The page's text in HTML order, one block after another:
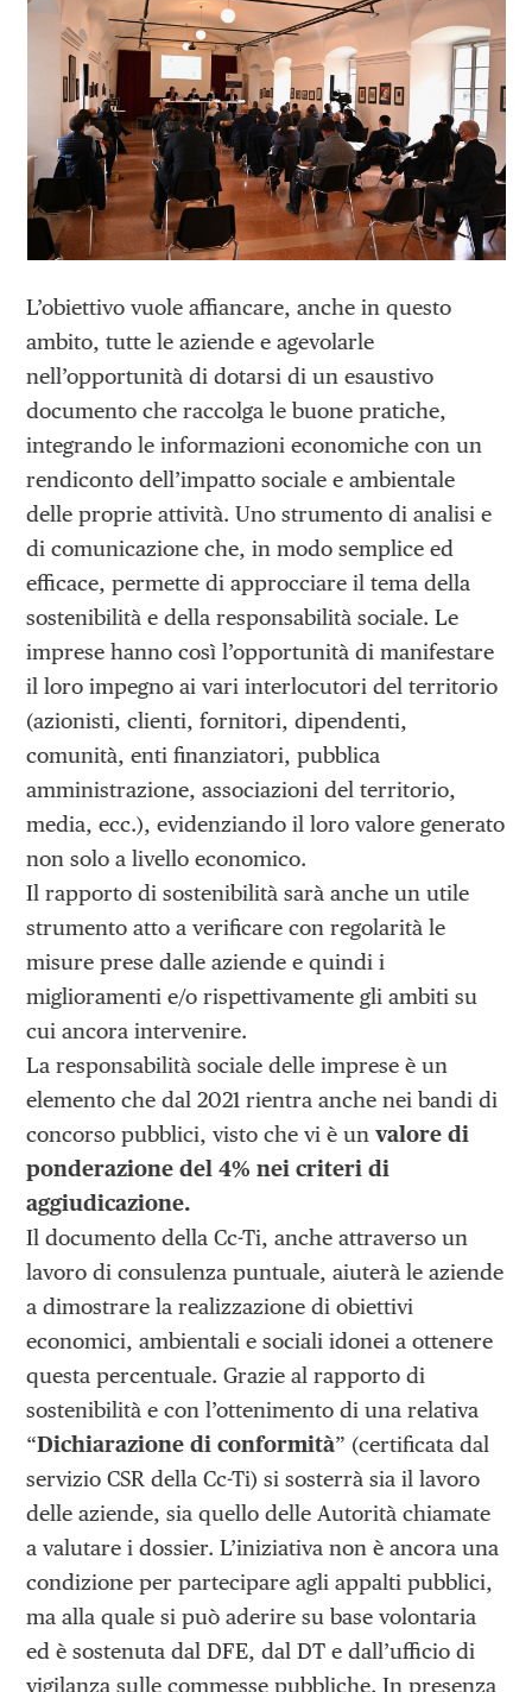
L’obiettivo vuole affiancare, anche in questo
ambito, tutte le aziende e agevolarle
nell’opportunità di dotarsi di un esaustivo
documento che raccolga le buone pratiche,
integrando le informazioni economiche con un
rendiconto dell’impatto sociale e ambientale
delle proprie attività. Uno strumento di analisi e
di comunicazione che, in modo semplice ed
efficace, permette di approcciare il tema della
sostenibilità e della responsabilità sociale. Le
imprese hanno così l’opportunità di manifestare
il loro impegno ai vari interlocutori del territorio
(azionisti, clienti, fornitori, dipendenti,
comunità, enti finanziatori, pubblica
amministrazione, associazioni del territorio,
media, ecc.), evidenziando il loro valore generato
non solo a livello economico.
Il rapporto di sostenibilità sarà anche un utile
strumento atto a verificare con regolarità le
misure prese dalle aziende e quindi i
miglioramenti e/o rispettivamente gli ambiti su
cui ancora intervenire.
La responsabilità sociale delle imprese è un
elemento che dal 2021 rientra anche nei bandi di
concorso pubblici, visto che vi è unvalore di
ponderazione del 4% nei criteri di
aggiudicazione.
Il documento della Cc-Ti, anche attraverso un
lavoro di consulenza puntuale, aiuterà le aziende
a dimostrare la realizzazione di obiettivi
economici, ambientali e sociali idonei a ottenere
questa percentuale. Grazie al rapporto di
sostenibilità e con l’ottenimento di una relativa
“Dichiarazione di conformità” (certificata dal
servizio CSR della Cc-Ti) si sosterrà sia il lavoro
delle aziende, sia quello delle Autorità chiamate
a valutare i dossier. L’iniziativa non è ancora una
condizione per partecipare agli appalti pubblici,
ma alla quale si può aderire su base volontaria
ed è sostenuta dal DFE, dal DT e dall’ufficio di
vigilanza sulle commesse pubbliche. In presenza